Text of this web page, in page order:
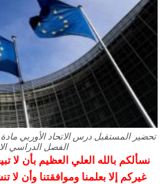
تحضير المستقبل درس الاتحاد الأوربي
الفصل الدراسي الاول
نسألكم بالله العلي العظيم بأن لا
غيركم إلا بعلمنا وموافقتنا وأن